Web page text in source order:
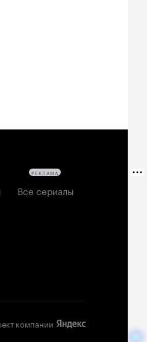
Все сериалы
компании
РЕКЛАМА